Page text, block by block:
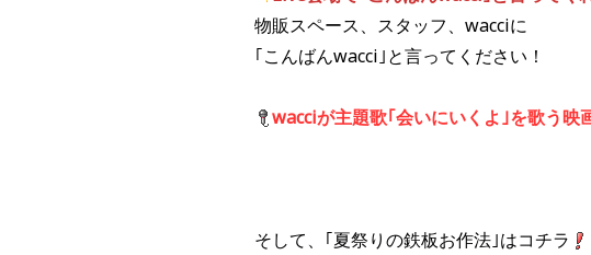
物販スペース、スタッフ、wacciに
｢こんばんwacci｣と言ってください！
wacciが主題歌｢会いにいくよ｣を歌う映
そして、｢夏祭りの鉄板お作法｣はコチラ